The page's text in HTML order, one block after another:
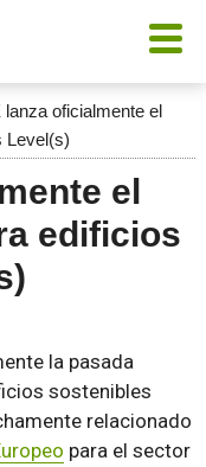
lanza oficialmente el
Level(s)
el
edificios
la pasada
sostenibles
relacionado
para el sector